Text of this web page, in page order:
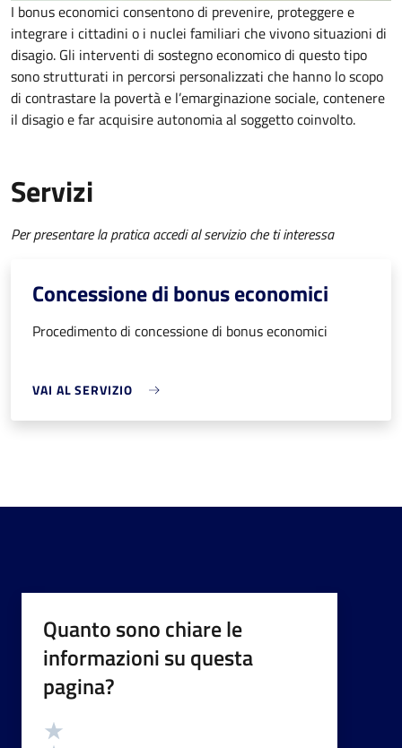
I bonus economici consentono di prevenire, proteggere e
integrare i cittadini o i nuclei familiari che vivono situazioni di
disagio. Gli interventi di sostegno economico di questo tipo
sono strutturati in percorsi personalizzati che hanno lo scopo
di contrastare la povertà e l’emarginazione sociale, contenere
il disagio e far acquisire autonomia al soggetto coinvolto.
Servizi
Per presentare la pratica accedi al servizio che ti interessa
Concessione di bonus economici
Procedimento di concessione di bonus economici
VAI AL SERVIZIO
Quanto sono chiare le
informazioni su questa
pagina?
Valutazione